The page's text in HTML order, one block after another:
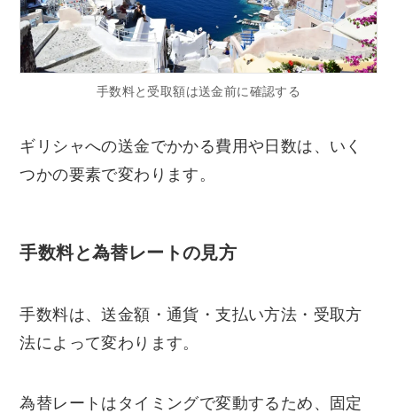
手数料と受取額は送金前に確認する
ギリシャへの送金でかかる費用や日数は、いく
つかの要素で変わります。
手数料と為替レートの見方
手数料は、送金額・通貨・支払い方法・受取方
法によって変わります。
為替レートはタイミングで変動するため、固定